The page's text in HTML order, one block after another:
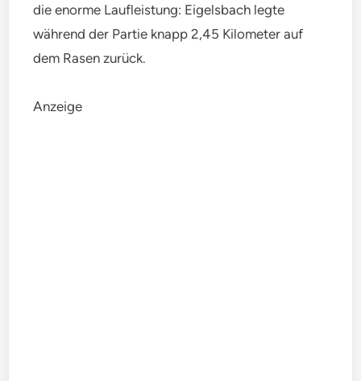
die enorme Laufleistung: Eigelsbach legte
während der Partie knapp 2,45 Kilometer auf
dem Rasen zurück.
Anzeige